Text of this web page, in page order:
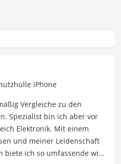
iPhone
Vergleiche zu den
Spezialist bin ich aber vor
Elektronik. Mit einem
und meiner Leidenschaft
biete ich so umfassende wie